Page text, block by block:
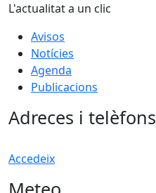
L'actualitat a un clic
Avisos
Notícies
Agenda
Publicacions
Adreces i telèfons
Accedeix